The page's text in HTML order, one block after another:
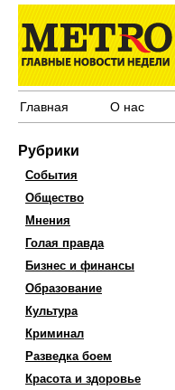
Главная О нас
Рубрики
События
Общество
Мнения
Голая правда
Бизнес и финансы
Образование
Культура
Криминал
Разведка боем
Красота и здоровье